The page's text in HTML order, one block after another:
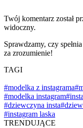
Twój komentarz został
widoczny.
Sprawdzamy, czy
za zrozumienie!
TAGI
#modelka z instagrama
#modelka instagram
#dziewczyna insta
#instagram laska
TRENDUJĄCE